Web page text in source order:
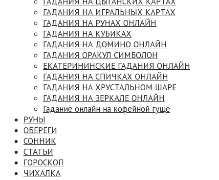
ГАДАНИЯ НА ИГРАЛЬНЫХ КАРТАХ
ГАДАНИЯ НА РУНАХ ОНЛАЙН
ГАДАНИЯ НА КУБИКАХ
ГАДАНИЯ НА ДОМИНО ОНЛАЙН
ГАДАНИЯ ОРАКУЛ СИМБОЛОН
ЕКАТЕРИНИНСКИЕ ГАДАНИЯ ОНЛАЙН
ГАДАНИЯ НА СПИЧКАХ ОНЛАЙН
ГАДАНИЯ НА ХРУСТАЛЬНОМ ШАРЕ
ГАДАНИЯ НА ЗЕРКАЛЕ ОНЛАЙН
Гадание онлайн на кофейной гуще
РУНЫ
ОБЕРЕГИ
СОННИК
СТАТЬИ
ГОРОСКОП
ЧИХАЛКА